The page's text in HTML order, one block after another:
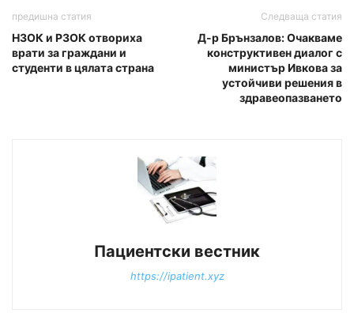
предишна статия
НЗОК и РЗОК отвориха
врати за граждани и
студенти в цялата страна
Следваща статия
Д-р Брънзалов: Очакваме
конструктивен диалог с
министър Ивкова за
устойчиви решения в
здравеопазването
Пациентски вестник
https://ipatient.xyz